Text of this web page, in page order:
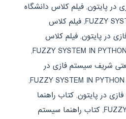
در پایتون, فیلم کلاس دانشگاه
, فیلم کلاس
در پایتون, فیلم کلاس
,
شریف سیستم فازی در
,
در پایتون, کتاب راهنما
, کتاب راهنما سیستم